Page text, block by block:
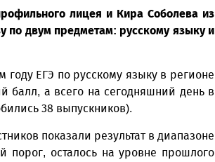
лицея и Кира Соболева из
двум предметам: русскому языку и
году ЕГЭ по русскому языку в регионе
балл, а всего на сегодняшний день в
38 выпускников).
показали результат в диапазоне
порог, осталось на уровне прошлого